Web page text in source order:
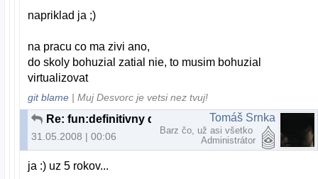
napriklad ja ;)
na pracu co ma zivi ano,
do skoly bohuzial zatial nie, to musim bohuzial
virtualizovat
git blame | Muj Desvorc je vetsi nez tvuj!
31.05.2008 | 00:06
Tomáš Srnka
Barz čo, už asi všetko
Administrátor
ja :) uz 5 rokov...